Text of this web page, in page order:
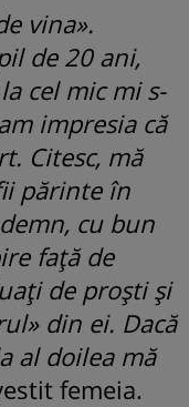
vina».
de 20 ani,
cel mic mi s-
impresia că
Citesc, mă
părinte în
cu bun
față de
de proști și
din ei. Dacă
al doilea mă
femeia.